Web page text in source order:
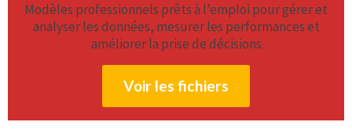
Modèles professionnels prêts à l’emploi pour gérer et
analyser les données, mesurer les performances et
améliorer la prise de décisions
Voir les fichiers